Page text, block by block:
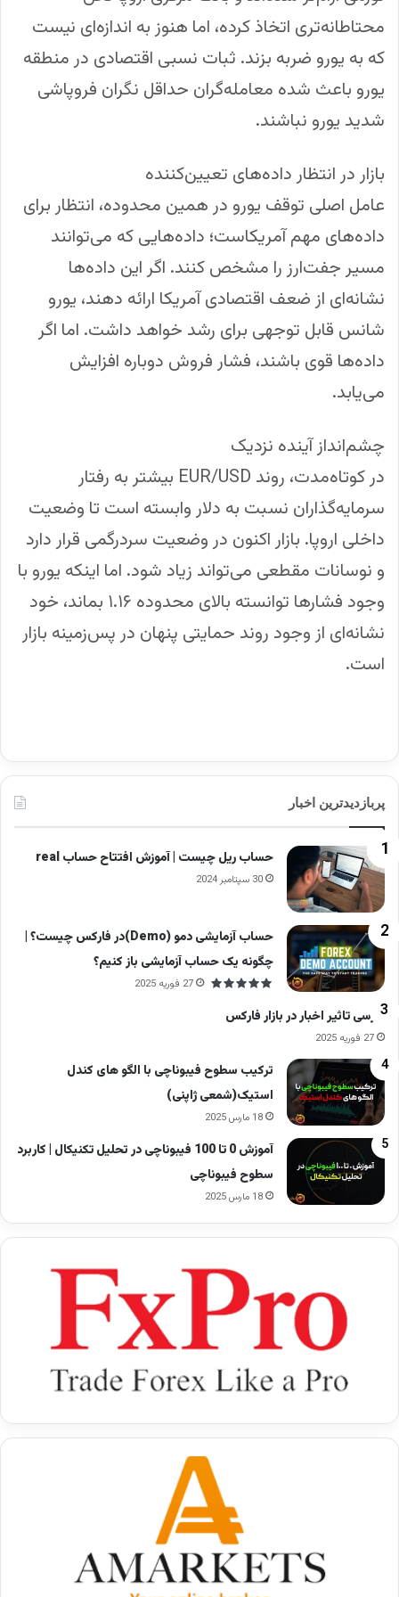
محتاطانه‌تری اتخاذ کرده، اما هنوز به اندازه‌ای نیست
که به یورو ضربه بزند. ثبات نسبی اقتصادی در منطقه
یورو باعث شده معامله‌گران حداقل نگران فروپاشی
شدید یورو نباشند.
بازار در انتظار داده‌های تعیین‌کننده
عامل اصلی توقف یورو در همین محدوده، انتظار برای
داده‌های مهم آمریکاست؛ داده‌هایی که می‌توانند
مسیر جفت‌ارز را مشخص کنند. اگر این داده‌ها
نشانه‌ای از ضعف اقتصادی آمریکا ارائه دهند، یورو
شانس قابل توجهی برای رشد خواهد داشت. اما اگر
داده‌ها قوی باشند، فشار فروش دوباره افزایش
می‌یابد.
چشم‌انداز آینده نزدیک
در کوتاه‌مدت، روند EUR/USD بیشتر به رفتار
سرمایه‌گذاران نسبت به دلار وابسته است تا وضعیت
داخلی اروپا. بازار اکنون در وضعیت سردرگمی قرار دارد
و نوسانات مقطعی می‌تواند زیاد شود. اما اینکه یورو با
وجود فشارها توانسته بالای محدوده ۱.۱۶ بماند، خود
نشانه‌ای از وجود روند حمایتی پنهان در پس‌زمینه بازار
است.
پربازدیدترین اخبار
حساب ریل چیست | آموزش افتتاح حساب real
30 سپتامبر 2024
حساب آزمایشی دمو (Demo)در فارکس چیست؟ |
چگونه یک حساب آزمایشی باز کنیم؟
27 فوریه 2025
بررسی تاثیر اخبار در بازار فارکس
27 فوریه 2025
ترکیب سطوح فیبوناچی با الگو های کندل
استیک(شمعی ژاپنی)
18 مارس 2025
آموزش 0 تا 100 فیبوناچی در تحلیل تکنیکال | کاربرد
سطوح فیبوناچی
18 مارس 2025